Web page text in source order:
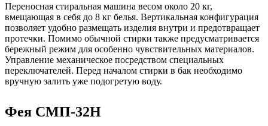
Переносная стиральная машина весом около 20 кг,
вмещающая в себя до 8 кг белья. Вертикальная конфигурация
позволяет удобно размещать изделия внутри и предотвращает
протечки. Помимо обычной стирки также предусматривается
бережный режим для особенно чувствительных материалов.
Управление механическое посредством специальных
переключателей. Перед началом стирки в бак необходимо
вручную залить уже подогретую воду.
Фея СМП-32Н